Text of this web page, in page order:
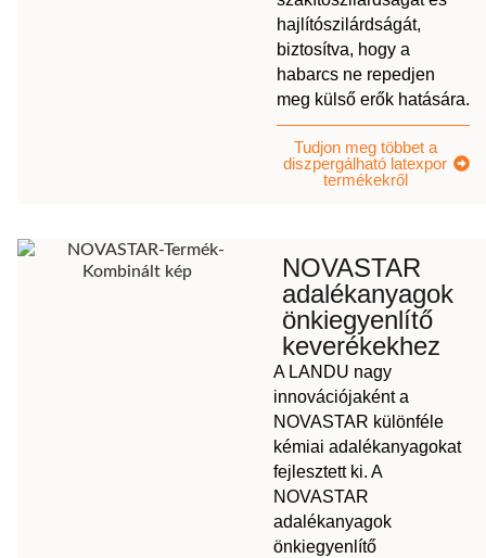
hajlítószilárdságát,
biztosítva, hogy a
habarcs ne repedjen
meg külső erők hatására.
Tudjon meg többet a
diszpergálható latexpor
termékekről
NOVASTAR
adalékanyagok
önkiegyenlítő
keverékekhez
A LANDU nagy
innovációjaként a
NOVASTAR különféle
kémiai adalékanyagokat
fejlesztett ki. A
NOVASTAR
adalékanyagok
önkiegyenlítő